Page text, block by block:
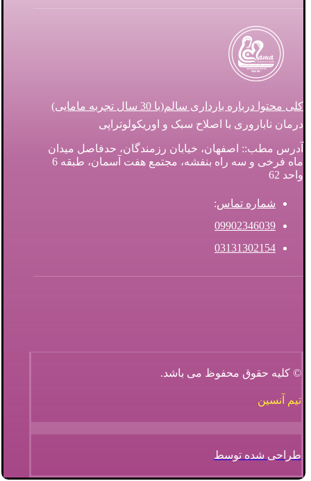
کلی محتوا درباره بارداری سالم(با 30 سال تجربه مامایی)
درمان ناباروری با اصلاح سبک و اوریکولوتراپی
آدرس مطب:: اصفهان، خیابان رزمندگان، حدفاصل میدان
ماه فرخی و سه راه بنفشه، مجتمع هفت آسمان، طبقه 6
واحد 62
شماره تماس:
09902346039
03131302154
© کلیه حقوق محفوظ می باشد.
تیم آنسین
طراحی شده توسط